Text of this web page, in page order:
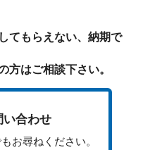
てもらえない、納期で
方はご相談下さい。
い合わせ
お尋ねください。